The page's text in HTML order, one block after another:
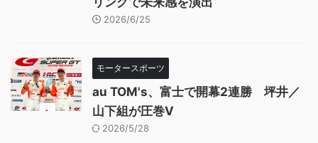
2026/6/25
モータースポーツ
au TOM's、富士で開幕2連勝 坪井／
山下組が圧巻V
2026/5/28